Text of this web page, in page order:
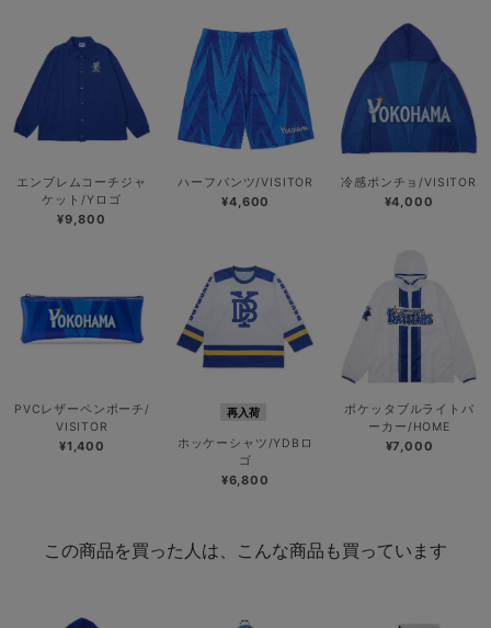
エンブレムコーチジャ
ケット/Yロゴ
¥9,800
ハーフパンツ/VISITOR
¥4,600
冷感ポンチョ/VISITOR
¥4,000
PVCレザーペンポーチ/
VISITOR
¥1,400
再入荷
ホッケーシャツ/YDBロ
ゴ
¥6,800
ポケッタブルライトパ
ーカー/HOME
¥7,000
この商品を買った人は、こんな商品も買っています